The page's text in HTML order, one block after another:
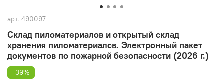
арт. 490097
Склад пиломатериалов и открытый склад
хранения пиломатериалов. Электронный пакет
документов по пожарной безопасности (2026 г.)
-39%